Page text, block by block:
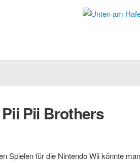
Pii Brothers
Spielen für die Nintendo Wii könnte